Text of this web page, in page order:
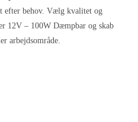
efter behov. Vælg kvalitet og
12V – 100W Dæmpbar og skab
arbejdsområde.